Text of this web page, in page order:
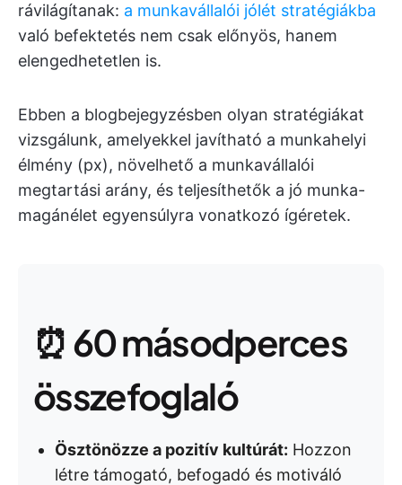
rávilágítanak: a munkavállalói jólét stratégiákba
való befektetés nem csak előnyös, hanem
elengedhetetlen is.
Ebben a blogbejegyzésben olyan stratégiákat
vizsgálunk, amelyekkel javítható a munkahelyi
élmény (px), növelhető a munkavállalói
megtartási arány, és teljesíthetők a jó munka-
magánélet egyensúlyra vonatkozó ígéretek.
⏰ 60 másodperces
összefoglaló
Ösztönözze a pozitív kultúrát: Hozzon
létre támogató, befogadó és motiváló